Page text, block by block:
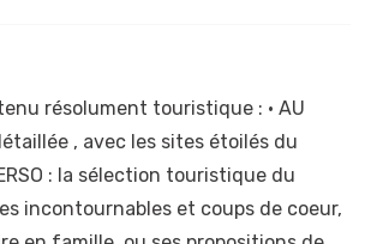
résolument touristique : • AU
, avec les sites étoilés du
: la sélection touristique du
incontournables et coups de coeur,